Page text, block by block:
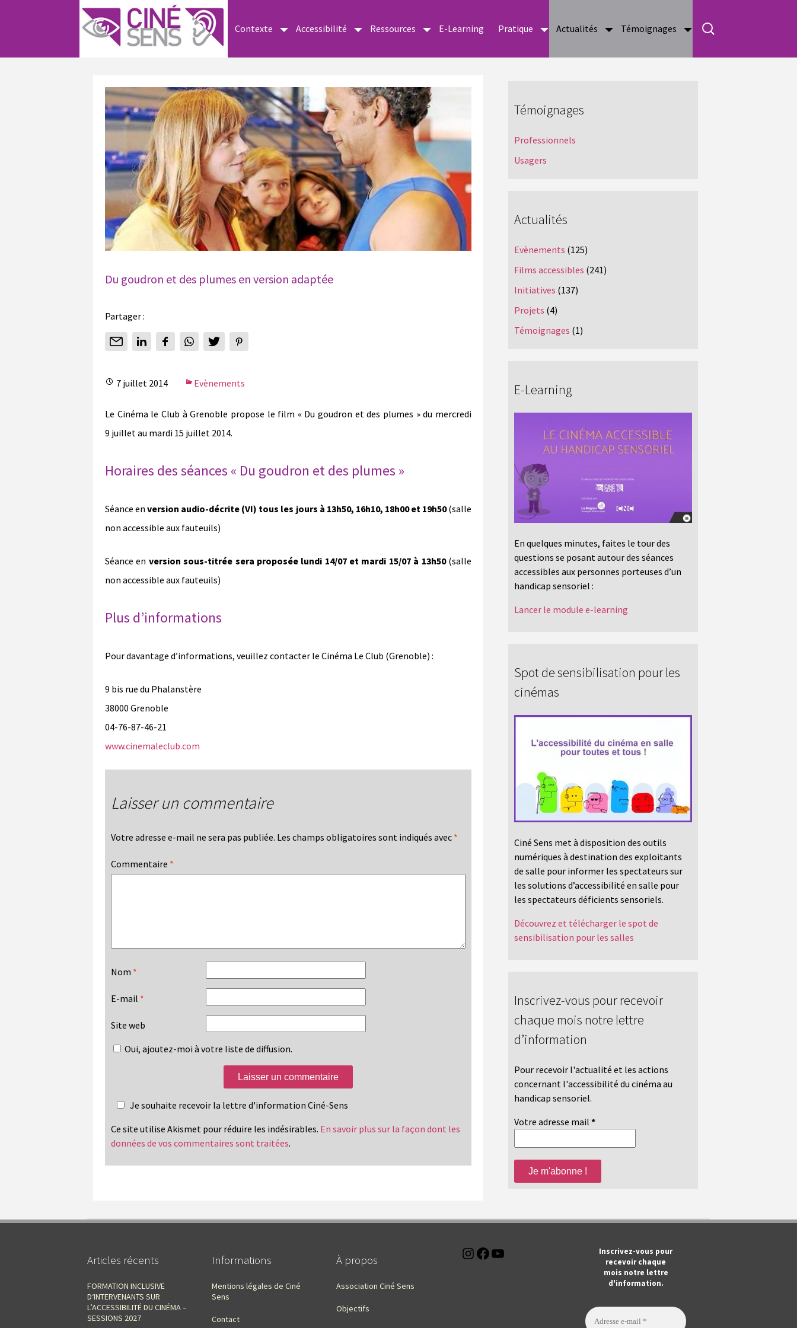
Contexte Accessibilité Ressources E-Learning Pratique Actualités Témoignages
Du goudron et des plumes en version adaptée
Partager :
7 juillet 2014 Evènements
Le Cinéma le Club à Grenoble propose le film « Du goudron et des plumes » du mercredi
9 juillet au mardi 15 juillet 2014.
Horaires des séances « Du goudron et des plumes »
Séance enversion audio-décrite (VI) tous les jours à 13h50, 16h10, 18h00 et 19h50(salle
non accessible aux fauteuils)
Séance en version sous-titrée sera proposée lundi 14/07 et mardi 15/07 à 13h50(salle
non accessible aux fauteuils)
Plus d’informations
Pour davantage d’informations, veuillez contacter le Cinéma Le Club (Grenoble) :
9 bis rue du Phalanstère
38000 Grenoble
04-76-87-46-21
www.cinemaleclub.com
Laisser un commentaire
Votre adresse e-mail ne sera pas publiée. Les champs obligatoires sont indiqués avec *
Commentaire *
Nom *
E-mail *
Site web
Oui, ajoutez-moi à votre liste de diffusion.
Je souhaite recevoir la lettre d'information Ciné-Sens
Ce site utilise Akismet pour réduire les indésirables. En savoir plus sur la façon dont les
données de vos commentaires sont traitées.
Témoignages
Professionnels
Usagers
Actualités
Evènements (125)
Films accessibles (241)
Initiatives (137)
Projets (4)
Témoignages (1)
E-Learning
En quelques minutes, faites le tour des
questions se posant autour des séances
accessibles aux personnes porteuses d’un
handicap sensoriel :
Lancer le module e-learning
Spot de sensibilisation pour les
cinémas
Ciné Sens met à disposition des outils
numériques à destination des exploitants
de salle pour informer les spectateurs sur
les solutions d’accessibilité en salle pour
les spectateurs déficients sensoriels.
Découvrez et télécharger le spot de
sensibilisation pour les salles
Inscrivez-vous pour recevoir
chaque mois notre lettre
d’information
Pour recevoir l'actualité et les actions
concernant l'accessibilité du cinéma au
handicap sensoriel.
Votre adresse mail *
Articles récents
FORMATION INCLUSIVE
D‘INTERVENANTS SUR
L’ACCESSIBILITÉ DU CINÉMA –
SESSIONS 2027
Informations
Mentions légales de Ciné
Sens
Contact
À propos
Association Ciné Sens
Objectifs
Instagram
Facebook
Inscrivez-vous pour
recevoir chaque
mois notre lettre
d'information.